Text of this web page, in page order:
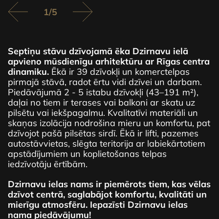
1/5
Septiņu stāvu dzīvojamā ēka Dzirnavu ielā
apvieno mūsdienīgu arhitektūru ar Rīgas centra
dinamiku. Ēkā ir 39 dzīvokļi un komerctelpas
pirmajā stāvā, radot ērtu vidi dzīvei un darbam.
Piedāvājumā 2 - 5 istabu dzīvokļi (43–191 m²),
daļai no tiem ir terases vai balkoni ar skatu uz
pilsētu vai iekšpagalmu. Kvalitatīvi materiāli un
skaņas izolācija nodrošina mieru un komfortu, pat
dzīvojot pašā pilsētas sirdī. Ēkā ir lifti, pazemes
autostāvvietas, slēgta teritorija ar labiekārtotiem
apstādījumiem un koplietošanas telpas
iedzīvotāju ērtībām.
Dzirnavu ielas nams ir piemērots tiem, kas vēlas
dzīvot centrā, saglabājot komfortu, kvalitāti un
mierīgu atmosfēru. Iepazīsti Dzirnavu ielas
nama piedāvājumu!